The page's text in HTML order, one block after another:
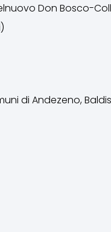
Don Bosco-
di Andezeno,